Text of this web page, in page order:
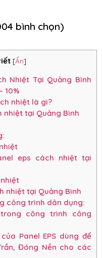
bình chọn)
[Ẩn]
Nhiệt Tại Quảng Bình
10%
nhiệt là gì?
nhiệt tại Quảng Bình
eps cách nhiệt tại
nhiệt tại Quảng Bình
công trình dân dụng:
công trình công
Panel EPS dùng để
Đóng Nền cho các